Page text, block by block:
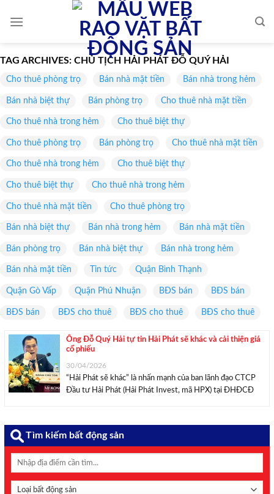
TAG ARCHIVES: CHỦ TỊCH HẢI PHÁT ĐỖ QUÝ HẢI
Cho thuê phòng trọ Bán nhà mặt tiền Bán nhà trong hẻm
Bán nhà biệt thự Bán phòng trọ Cho thuê nhà mặt tiền
Cho thuê nhà trong hẻm Cho thuê biệt thự
Cho thuê phòng trọ Bán phòng trọ Cho thuê nhà mặt tiền
Cho thuê nhà trong hẻm Cho thuê biệt thự
Cho thuê biệt thự Cho thuê nhà trong hẻm
Cho thuê nhà mặt tiền Cho thuê phòng trọ
Bán nhà biệt thự Bán nhà trong hẻm Bán nhà mặt tiền
Bán phòng trọ Bán nhà biệt thự Bán nhà trong hẻm
Bán nhà mặt tiền Tin tức Quận Bình Thạnh
Quận Gò Vấp Quận Phú Nhuận BĐS bán BĐS bán
BĐS bán BĐS cho thuê BĐS cho thuê BĐS cho thuê
Ông Đỗ Quý Hải tự tin Hải Phát sẽ khác và cải thiện giá
cổ phiếu
30/04/2026
“Hải Phát sẽ khác” là nhấn mạnh của ban lãnh đạo CTCP
Đầu tư Hải Phát (Hải Phát Invest, mã HPX) tại ĐHĐCĐ
Tìm kiếm bất động sản